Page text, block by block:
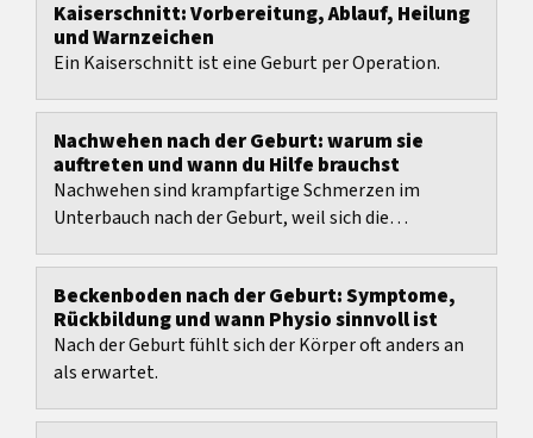
Kaiserschnitt: Vorbereitung, Ablauf, Heilung
und Warnzeichen
Ein Kaiserschnitt ist eine Geburt per Operation.
Nachwehen nach der Geburt: warum sie
auftreten und wann du Hilfe brauchst
Nachwehen sind krampfartige Schmerzen im
Unterbauch nach der Geburt, weil sich die
Beckenboden nach der Geburt: Symptome,
Rückbildung und wann Physio sinnvoll ist
Nach der Geburt fühlt sich der Körper oft anders an
als erwartet.